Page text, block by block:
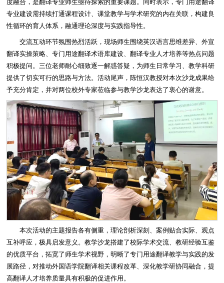
度融合，是翻译专业师生亟待探索的重要课题。同时表示，专门用途翻译
专业建设需持续打通课程设计、课堂教学与学术研究的内在关联，构建良
性循环的育人体系，融通理论深度与实践指导性。
交流互动环节氛围热烈活跃，现场师生围绕英汉语言思维差异、外宣
翻译实操策略、专门用途翻译术语库建设、翻译专业人才培养等热点问题
积极提问。三位老师耐心细致逐一解惑答疑，为师生日常学习、教学科研
提供了切实可行的思路与方法。活动尾声，陈恒汉教授对本次沙龙成果给
予充分肯定，并对两位校外专家莅临参与教学沙龙表达了衷心的谢意。
本次活动的主题报告各有侧重，理论剖析深刻、案例贴合实际、观点
互补呼应，极具启发意义。教学沙龙搭建了校际学术交流、教研经验互鉴
的优质平台，拓宽了师生学术视野，明晰了专门用途翻译教学与实践的发
展路径，对推动外国语学院翻译相关课程改革、深化教学研协同融合，提
高翻译人才培养质量具有积极的促进作用。